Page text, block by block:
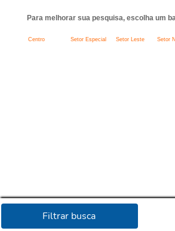
Filtrar busca
Para melhorar sua pesquisa, escolha um
Centro Setor Especial Setor Leste Setor